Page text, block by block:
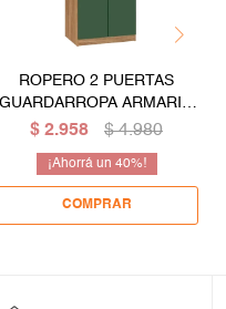
ROPERO 2 PUERTAS
GUARDARROPA ARMARIO
PLACARD CLOSET
COLOR MADERA VERDE
$ 2.958 $ 4.980
40